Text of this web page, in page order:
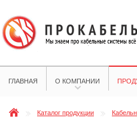
ГЛАВНАЯ О КОМПАНИИ
Каталог продукции